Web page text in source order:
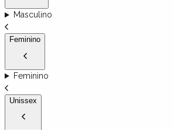
Masculino
Feminino
Feminino
Unissex